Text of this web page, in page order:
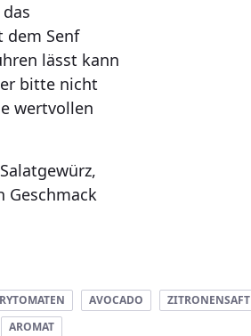
dem Senf
lässt kann
bitte nicht
wertvollen
Geschmack
AVOCADO ZITRONENSAFT
AROMAT